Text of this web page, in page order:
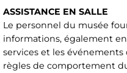
ASSISTANCE EN SALLE
Le personnel du musée
informations, également
services et les
règles de comportement